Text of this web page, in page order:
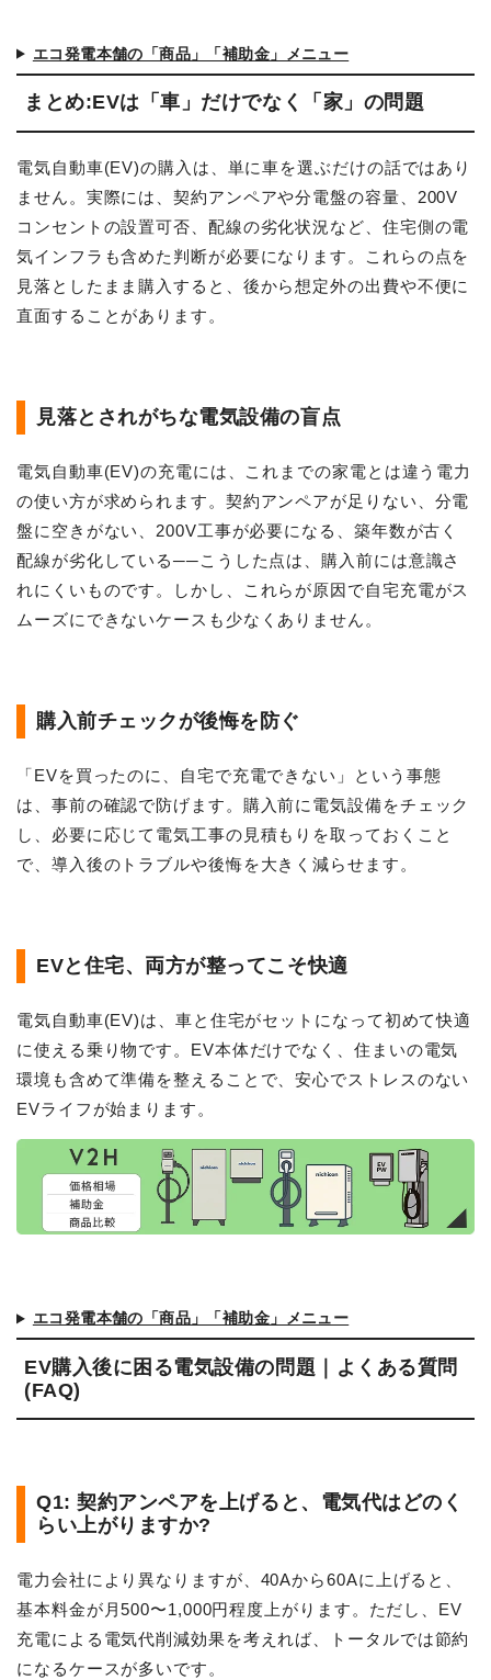
エコ発電本舗の「商品」「補助金」メニュー
まとめ:EVは「車」だけでなく「家」の問題
電気自動車(EV)の購入は、単に車を選ぶだけの話ではあり
ません。実際には、契約アンペアや分電盤の容量、200V
コンセントの設置可否、配線の劣化状況など、住宅側の電
気インフラも含めた判断が必要になります。これらの点を
見落としたまま購入すると、後から想定外の出費や不便に
直面することがあります。
見落とされがちな電気設備の盲点
電気自動車(EV)の充電には、これまでの家電とは違う電力
の使い方が求められます。契約アンペアが足りない、分電
盤に空きがない、200V工事が必要になる、築年数が古く
配線が劣化している──こうした点は、購入前には意識さ
れにくいものです。しかし、これらが原因で自宅充電がス
ムーズにできないケースも少なくありません。
購入前チェックが後悔を防ぐ
「EVを買ったのに、自宅で充電できない」という事態
は、事前の確認で防げます。購入前に電気設備をチェック
し、必要に応じて電気工事の見積もりを取っておくこと
で、導入後のトラブルや後悔を大きく減らせます。
EVと住宅、両方が整ってこそ快適
電気自動車(EV)は、車と住宅がセットになって初めて快適
に使える乗り物です。EV本体だけでなく、住まいの電気
環境も含めて準備を整えることで、安心でストレスのない
EVライフが始まります。
エコ発電本舗の「商品」「補助金」メニュー
EV購入後に困る電気設備の問題｜よくある質問
(FAQ)
Q1: 契約アンペアを上げると、電気代はどのく
らい上がりますか?
電力会社により異なりますが、40Aから60Aに上げると、
基本料金が月500〜1,000円程度上がります。ただし、EV
充電による電気代削減効果を考えれば、トータルでは節約
になるケースが多いです。